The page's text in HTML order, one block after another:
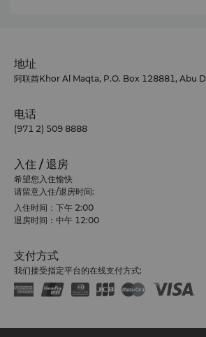
地址
阿联酋Khor Al Maqta, P.O. Box 128881, Abu
电话
(971 2) 509 8888
入住 / 退房
希望您入住愉快
请留意入住/退房时间:
入住时间：下午 2:00
退房时间：中午 12:00
支付方式
我们接受指定平台的在线支付方式: